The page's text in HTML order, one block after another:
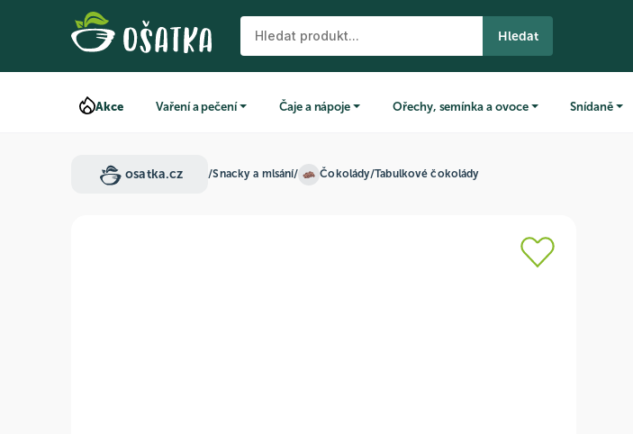
Hledat
Akce Vaření a pečení Čaje a nápoje Ořechy, semínka a ovoce Snídaně
osatka.cz /Snacky a mlsání/ Čokolády/Tabulkové čokolády